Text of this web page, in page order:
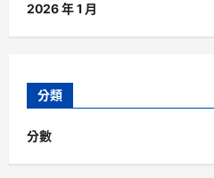
2026 年 1 月
分類
分數